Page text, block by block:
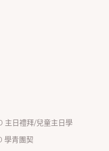
主日禮拜/兒童主日學
學青團契